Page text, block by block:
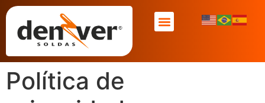
Política de